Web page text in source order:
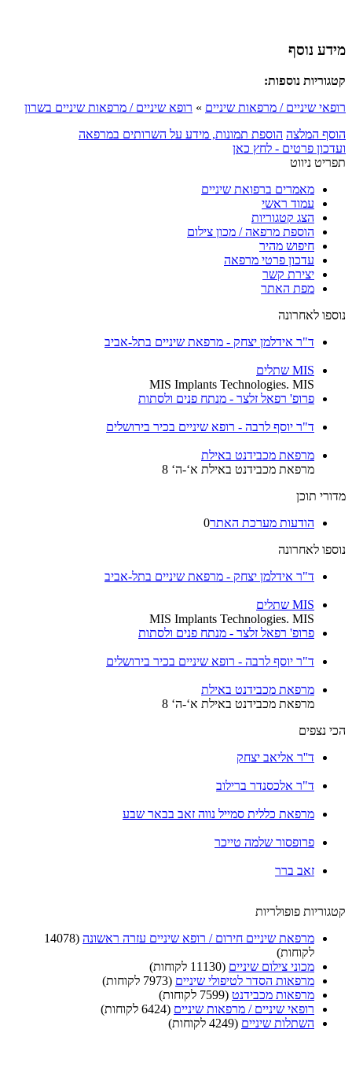
מידע נוסף
קטגוריות נוספות:
רופאי שיניים / מרפאות שיניים » רופא שיניים / מרפאות שיניים בשרון
הוסף המלצה הוספת תמונות, מידע על השרותים במרפאה
ועדכון פרטים - לחץ כאן
תפריט ניווט
מאמרים ברפואת שיניים
עמוד ראשי
הצג קטגוריות
הוספת מרפאה / מכון צילום
חיפוש מהיר
עדכון פרטי מרפאה
יצירת קשר
מפת האתר
נוספו לאחרונה
ד"ר אידלמן יצחק - מרפאת שיניים בתל-אביב
MIS שתלים
MIS Implants Technologies. MIS
פרופ' רפאל זלצר - מנתח פנים ולסתות
ד"ר יוסף לרבה - רופא שיניים בכיר בירושלים
מרפאת מכבידנט באילת
מרפאת מכבידנט באילת א‘-ה‘ 8
מדורי תוכן
הודעות מערכת האתר0
נוספו לאחרונה
ד"ר אידלמן יצחק - מרפאת שיניים בתל-אביב
MIS שתלים
MIS Implants Technologies. MIS
פרופ' רפאל זלצר - מנתח פנים ולסתות
ד"ר יוסף לרבה - רופא שיניים בכיר בירושלים
מרפאת מכבידנט באילת
מרפאת מכבידנט באילת א‘-ה‘ 8
הכי נצפים
ד''ר אליאב יצחק
ד"ר אלכסנדר ברילוב
מרפאת כללית סמייל נווה זאב בבאר שבע
פרופסור שלמה טייכר
זאב ברר
קטגוריות פופולריות
מרפאת שיניים חירום / רופא שיניים עזרה ראשונה (14078
לקוחות)
מכוני צילום שיניים (11130 לקוחות)
מרפאות הסדר לטיפולי שיניים (7973 לקוחות)
מרפאות מכבידנט (7599 לקוחות)
רופאי שיניים / מרפאות שיניים (6424 לקוחות)
השתלות שיניים (4249 לקוחות)